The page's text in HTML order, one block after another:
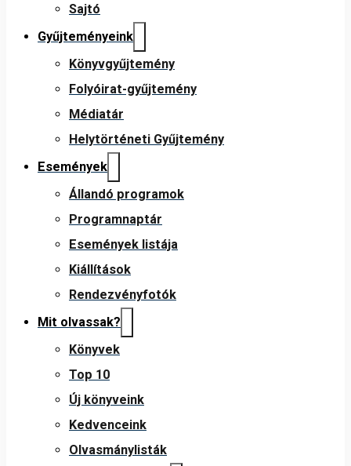
Sajtó
Gyűjteményeink
Könyvgyűjtemény
Folyóirat-gyűjtemény
Médiatár
Helytörténeti Gyűjtemény
Események
Állandó programok
Programnaptár
Események listája
Kiállítások
Rendezvényfotók
Mit olvassak?
Könyvek
Top 10
Új könyveink
Kedvenceink
Olvasmánylisták